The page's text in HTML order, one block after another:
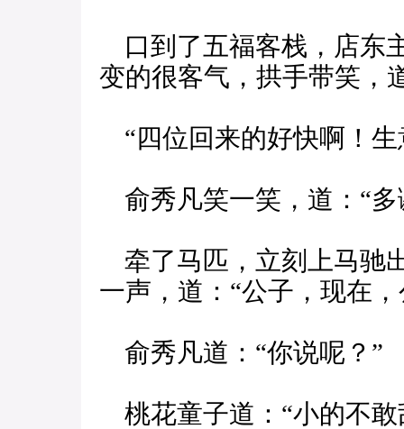
口到了五福客栈，店东
变的很客气，拱手带笑，
“四位回来的好快啊！生
俞秀凡笑一笑，道：“多
牵了马匹，立刻上马驰
一声，道：“公子，现在
俞秀凡道：“你说呢？”
桃花童子道：“小的不